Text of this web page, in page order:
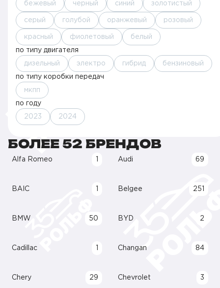
бежевый черный синий золотистый
серый голубой оранжевый розовый
красный фиолетовый белый
по типу двигателя
дизельный электро гибрид бензиновый
по типу коробки передач
мкпп
по году
2023 2024
БОЛЕЕ 52 БРЕНДОВ
Alfa Romeo Audi 69
BAIC Belgee 251
BMW 50 BYD 2
Cadillac Changan 84
Chery 29 Chevrolet 3